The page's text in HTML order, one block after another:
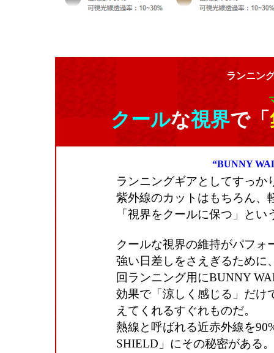
ランニン
クールな視界で「
“BUNNY
ランニングギアとしてすっか
紫外線のカットはもちろん、
「視界をクールに保つ」と
クールな視界の維持がパフォ
強い日差しをさえぎるために
回ランニング用にBUNNY
効果で「涼しく感じる」だけ
えてくれるすぐれものだ。
熱線と呼ばれる近赤外線を
SHIELD」にその秘密がある